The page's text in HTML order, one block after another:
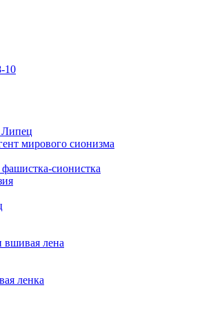
10
мирового сионизма
сионистка
вшивая лена
ленка